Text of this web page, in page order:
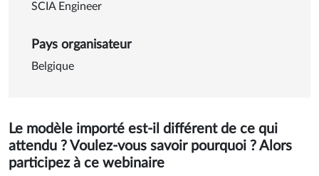
SCIA Engineer
Pays organisateur
Belgique
Le modèle importé est-il différent de ce qui
attendu ? Voulez-vous savoir pourquoi ? Alors
participez à ce webinaire